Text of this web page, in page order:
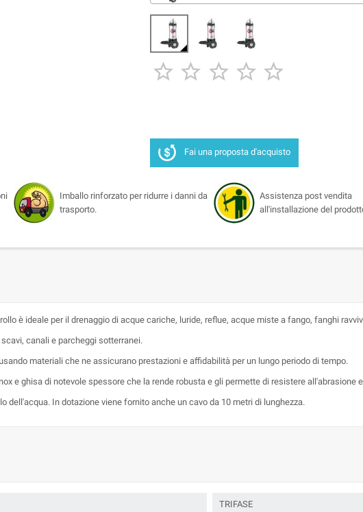
    
Fai una proposta d'acquisto
Imballo rinforzato per ridurre i danni da
trasporto.
Assistenza post vendita
all'installazione del
è ideale per il drenaggio di acque cariche, luride, reflue, acque miste a fango, fanghi
canali e parcheggi sotterranei.
materiali che ne assicurano prestazioni e affidabilità per un lungo periodo di tempo.
e ghisa di notevole spessore che la rende robusta e gli permette di resistere all'abrasione
dell'acqua. In dotazione viene fornito anche un cavo da 10 metri di lunghezza.
TRIFASE